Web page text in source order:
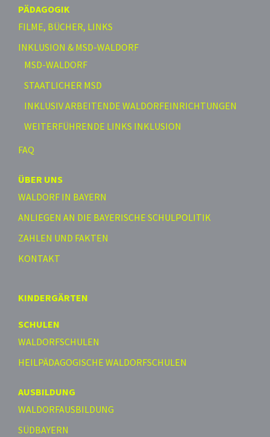
PÄDAGOGIK
FILME, BÜCHER, LINKS
INKLUSION & MSD-WALDORF
MSD-WALDORF
STAATLICHER MSD
INKLUSIV ARBEITENDE WALDORFEINRICHTUNGEN
WEITERFÜHRENDE LINKS INKLUSION
FAQ
ÜBER UNS
WALDORF IN BAYERN
ANLIEGEN AN DIE BAYERISCHE SCHULPOLITIK
ZAHLEN UND FAKTEN
KONTAKT
KINDERGÄRTEN
SCHULEN
WALDORFSCHULEN
HEILPÄDAGOGISCHE WALDORFSCHULEN
AUSBILDUNG
WALDORFAUSBILDUNG
SÜDBAYERN